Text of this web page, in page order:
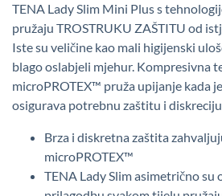
TENA Lady Slim Mini Plus s
pružaju TROSTRUKU ZAŠTITU od
Iste su veličine kao mali higijenski
blago oslabjeli mjehur. Kompresivna
microPROTEX™ pruža upijanje kada
osigurava potrebnu zaštitu i
Brza i diskretna zaštita
microPROTEX™
TENA Lady Slim asimetrično su